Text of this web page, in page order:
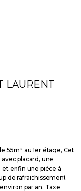
LAURENT
55m² au 1er étage, Cet
placard, une
et enfin une pièce à
de rafraichissement
par an. Taxe